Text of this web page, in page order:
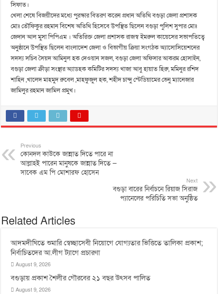
সিফাত।
খেলা শেষে বিজয়ীদের মধ্যে পুরস্কার বিতরণ করেন প্রধান অতিথি বগুড়া জেলা প্রশাসক
মোঃ তৌফিকুর রহমান বিশেষ অতিথি হিসেবে উপস্থিত ছিলেন বগুড়া পুলিশ সুপার মোঃ
জেদান আল মুসা পিপিএম । অতিরিক্ত জেলা প্রশাসক রাজস্ব ইমরুল কায়েসের সভাপতিত্বে
অনুষ্ঠানে উপস্থিত ছিলেন বাংলাদেশ জেলা ও বিভাগীয় ক্রিয়া সংগঠক অ্যাসোসিয়েশনের
সদস্য সচিব সৈয়দ আমিনুল হক দেওয়ান সজল, বগুড়া জেলা অফিসার আকরম হোসাইন,
বগুড়া জেলা ক্রীড়া সংস্থার অ্যাডহক কমিটির সদস্য খাজা আবু হায়াত হিরু, মমিনুর রশিদ
শাহিন ,খালেদ মাহমুদ রুবেল ,মাহফুজুল হক, শহীদ চান্দু স্টেডিয়ামের ভেনু ম্যানেজার
জামিলুর রহমান জামিল প্রমুখ।
Previous
কোনদল কাউকে জান্নাত দিতে পারে না
আল্লাহই পারেন মানুষকে জান্নাত দিতে —
সাবেক এম পি মোশারফ হোসেন
Next
বগুড়া বারের নির্বাচনে রিয়াজ সিরাজ
প্যানেলের পরিচিতি সভা অনুষ্ঠিত
Related Articles
আদমদীঘিতে শুমারি স্বেচ্ছাসেবী নিয়োগে যোগ্যতার ভিত্তিতে তালিকা প্রকাশ;
নির্বাচিতদের আ.লীগ ট্যাগে প্রচারণা
August 9, 2026
বগুড়ায় প্রকাশ শৈলীর গৌরবের ২১ বছর উৎসব পা‌লিত
August 9, 2026